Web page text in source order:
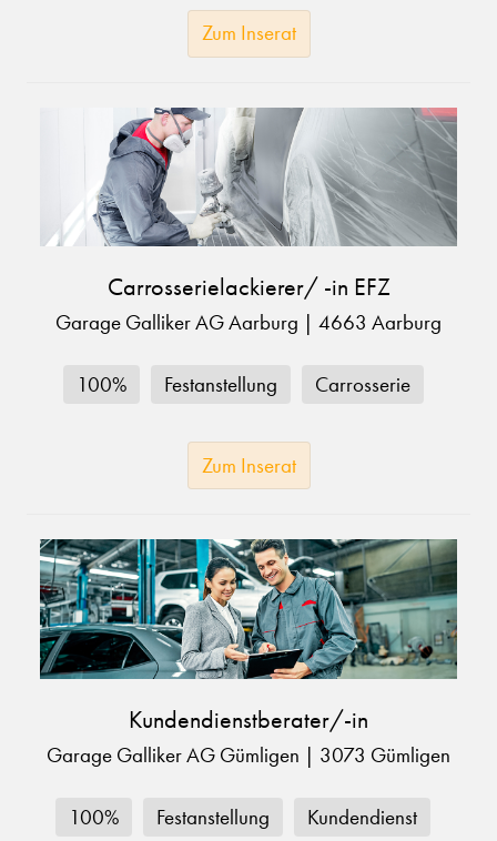
Zum Inserat
Carrosserielackierer/ -in EFZ
Garage Galliker AG Aarburg | 4663 Aarburg
100% Festanstellung Carrosserie
Zum Inserat
Kundendienstberater/-in
Garage Galliker AG Gümligen | 3073 Gümligen
100% Festanstellung Kundendienst